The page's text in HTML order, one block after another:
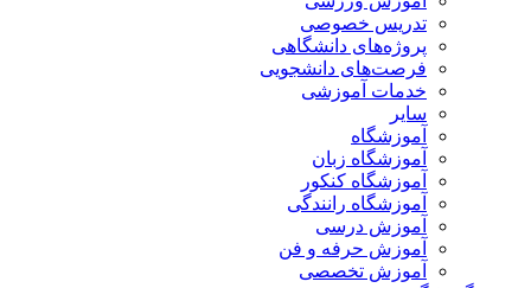
تدریس خصوصی
پروژه‌های دانشگاهی
فرصت‌های دانشجویی
خدمات آموزشی
سایر
آموزشگاه
آموزشگاه زبان
آموزشگاه کنکور
آموزشگاه رانندگی
آموزش درسی
آموزش حرفه و فن
آموزش تخصصی